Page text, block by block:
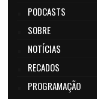
PODCASTS
SOBRE
NOTÍCIAS
RECADOS
PROGRAMAÇÃO